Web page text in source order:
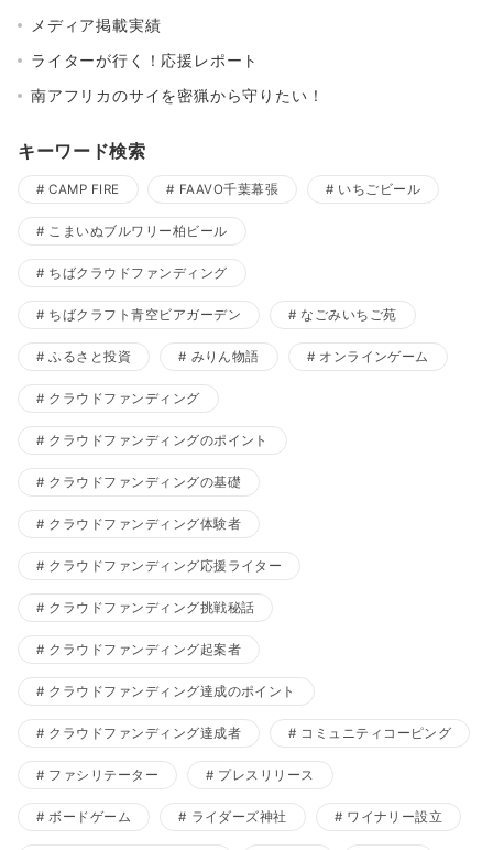
メディア掲載実績
ライターが行く！応援レポート
南アフリカのサイを密猟から守りたい！
キーワード検索
CAMP FIRE FAAVO千葉幕張 いちごビール
こまいぬブルワリー柏ビール
ちばクラウドファンディング
ちばクラフト青空ビアガーデン なごみいちご苑
ふるさと投資 みりん物語 オンラインゲーム
クラウドファンディング
クラウドファンディングのポイント
クラウドファンディングの基礎
クラウドファンディング体験者
クラウドファンディング応援ライター
クラウドファンディング挑戦秘話
クラウドファンディング起案者
クラウドファンディング達成のポイント
クラウドファンディング達成者 コミュニティコーピング
ファシリテーター プレスリリース
ボードゲーム ライダーズ神社 ワイナリー設立